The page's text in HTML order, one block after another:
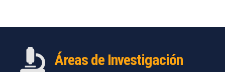
Áreas de Investigación